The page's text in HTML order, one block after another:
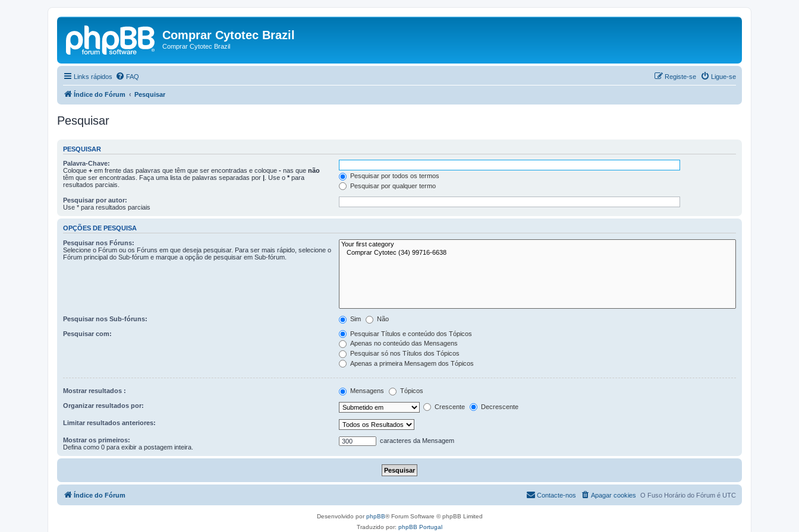
Comprar Cytotec Brazil
Comprar Cytotec Brazil
Links rápidos FAQ Ligue-se
Registe-se
Índice do Fórum Pesquisar
Pesquisar
PESQUISAR
Palavra-Chave:
Coloque + em frente das palavras que têm que ser encontradas e coloque - nas que não
têm que ser encontradas. Faça uma lista de palavras separadas por | . Use o * para
resultados parciais.
Pesquisar por todos os termos
Pesquisar por qualquer termo
Pesquisar por autor:
Use * para resultados parciais
OPÇÕES DE PESQUISA
Pesquisar nos Fóruns:
Selecione o Fórum ou os Fóruns em que deseja pesquisar. Para ser mais rápido, selecione o
Fórum principal do Sub-fórum e marque a opção de pesquisar em Sub-fórum.
Pesquisar nos Sub-fóruns: Sim Não
Pesquisar com:
Pesquisar Títulos e conteúdo dos Tópicos
Apenas no conteúdo das Mensagens
Pesquisar só nos Títulos dos Tópicos
Apenas a primeira Mensagem dos Tópicos
Mostrar resultados : Mensagens Tópicos
Organizar resultados por: Crescente Decrescente
Limitar resultados anteriores:
Mostrar os primeiros:
Defina como 0 para exibir a postagem inteira.
caracteres da Mensagem
Índice do Fórum O Fuso Horário do Fórum é UTC
Apagar cookies
Contacte-nos
Desenvolvido porphpBB® Forum Software © phpBB Limited
Traduzido por: phpBB Portugal